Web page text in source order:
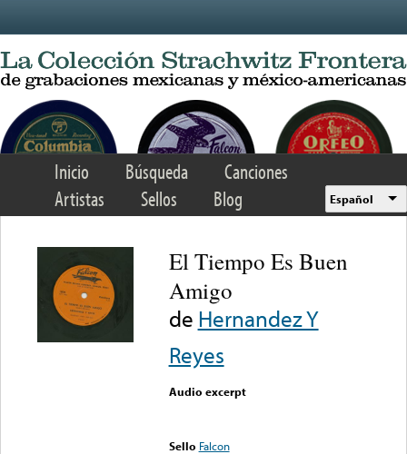
Inicio Búsqueda
Canciones
Artistas
Sellos Blog Español
El Tiempo Es Buen
Amigo
de Hernandez Y
Reyes
Audio excerpt
Sello Falcon